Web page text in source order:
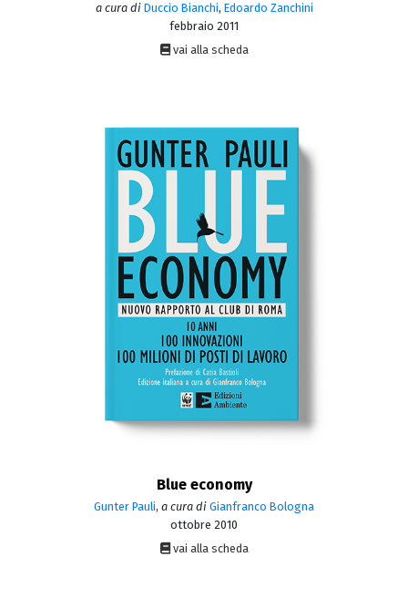
a cura di Duccio Bianchi, Edoardo Zanchini
febbraio 2011
vai alla scheda
Blue economy
Gunter Pauli, a cura di Gianfranco Bologna
ottobre 2010
vai alla scheda